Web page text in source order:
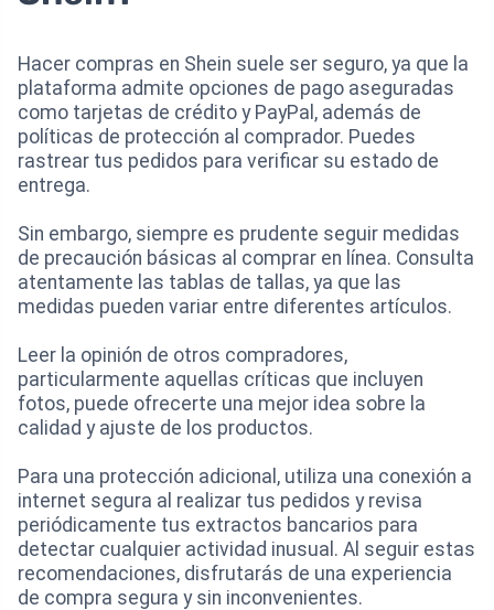
Hacer compras en Shein suele ser seguro, ya que la
plataforma admite opciones de pago aseguradas
como tarjetas de crédito y PayPal, además de
políticas de protección al comprador. Puedes
rastrear tus pedidos para verificar su estado de
entrega.
Sin embargo, siempre es prudente seguir medidas
de precaución básicas al comprar en línea. Consulta
atentamente las tablas de tallas, ya que las
medidas pueden variar entre diferentes artículos.
Leer la opinión de otros compradores,
particularmente aquellas críticas que incluyen
fotos, puede ofrecerte una mejor idea sobre la
calidad y ajuste de los productos.
Para una protección adicional, utiliza una conexión a
internet segura al realizar tus pedidos y revisa
periódicamente tus extractos bancarios para
detectar cualquier actividad inusual. Al seguir estas
recomendaciones, disfrutarás de una experiencia
de compra segura y sin inconvenientes.